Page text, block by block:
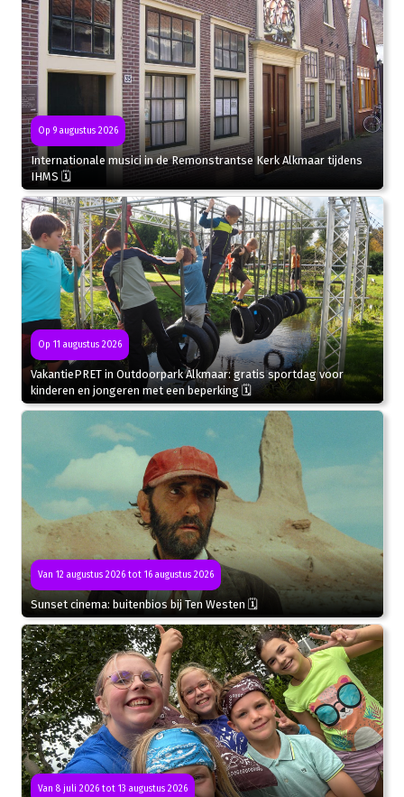
Op 9 augustus 2026
Internationale musici in de Remonstrantse Kerk Alkmaar tijdens
IHMS 🗓
Op 11 augustus 2026
VakantiePRET in Outdoorpark Alkmaar: gratis sportdag voor
kinderen en jongeren met een beperking 🗓
Van 12 augustus 2026 tot 16 augustus 2026
Sunset cinema: buitenbios bij Ten Westen 🗓
Van 8 juli 2026 tot 13 augustus 2026